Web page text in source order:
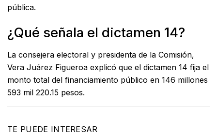
pública.
¿Qué señala el dictamen 14?
La consejera electoral y presidenta de la Comisión,
Vera Juárez Figueroa explicó que el dictamen 14 fija el
monto total del financiamiento público en 146 millones
593 mil 220.15 pesos.
TE PUEDE INTERESAR